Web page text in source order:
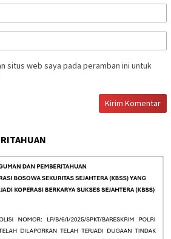
situs web saya pada peramban ini untuk